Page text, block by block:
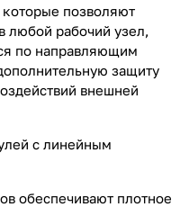
позволяют
любой рабочий узел,
по направляющим
защиту
внешней
с линейным
обеспечивают плотное